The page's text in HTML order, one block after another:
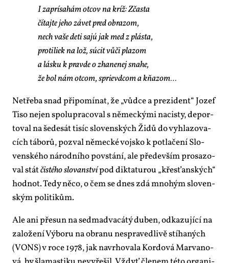
I za­prí­sa­hám ot­cov na kríž: Zčas­ta
čí­taj­te je­ho zá­vet pred ob­ra­zom,
nech va­še de­ti sajú jak med z plás­ta,
pro­ti­liek na lož, súcit vů­či pla­zom
a lás­ku k prav­de o zha­ne­nej sna­he,
že bol nám ot­com, sprie­vd­com a kňa­zom…
Netře­ba snad při­po­mí­nat, že „vůd­ce a pre­zi­dent“ Jo­zef
Ti­so nejen spo­lu­pra­co­val s ně­mec­ký­mi na­cis­ty, de­por­
to­val na še­de­sát ti­síc slo­ven­ských Ži­dů do vy­hla­zo­va­
cích tá­bo­rů, po­zval ně­mec­ké voj­sko k po­tla­če­ní Slo­
ven­ské­ho ná­rod­ní­ho po­vstá­ní, ale pře­de­vším pro­sa­zo­
val státčis­té­ho slo­van­stvípod dik­ta­tu­rou „křes­ťan­ských“
hod­not. Te­dy ně­co, o čem se dnes zdá mno­hým slo­ven­
ským po­li­ti­kům.
Ale ani pře­sun na sedm­a­dva­cá­tý du­ben, od­ka­zu­jí­cí na
za­lo­že­ní Vý­bo­ru na obra­nu ne­spra­ved­li­vě stí­ha­ných
(VONS) v ro­ce 1978, jak na­vr­ho­va­la Kor­do­vá Marva­no­